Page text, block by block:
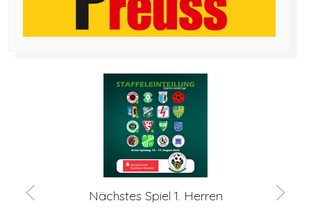
Nächstes Spiel 1. Herren